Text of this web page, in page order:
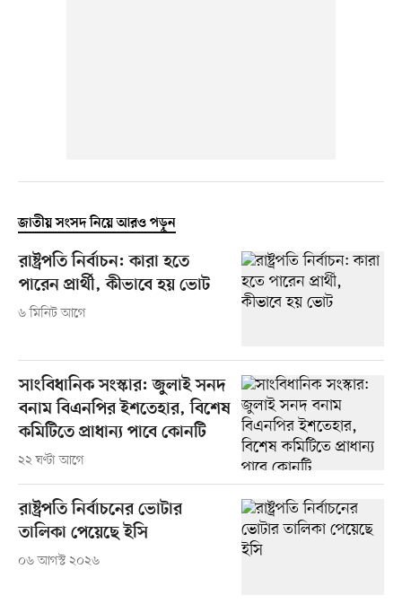
জাতীয় সংসদ নিয়ে আরও পড়ুন
রাষ্ট্রপতি নির্বাচন: কারা হতে
পারেন প্রার্থী, কীভাবে হয় ভোট
৬ মিনিট আগে
সাংবিধানিক সংস্কার: জুলাই সনদ
বনাম বিএনপির ইশতেহার, বিশেষ
কমিটিতে প্রাধান্য পাবে কোনটি
২২ ঘণ্টা আগে
রাষ্ট্রপতি নির্বাচনের ভোটার
তালিকা পেয়েছে ইসি
০৬ আগস্ট ২০২৬